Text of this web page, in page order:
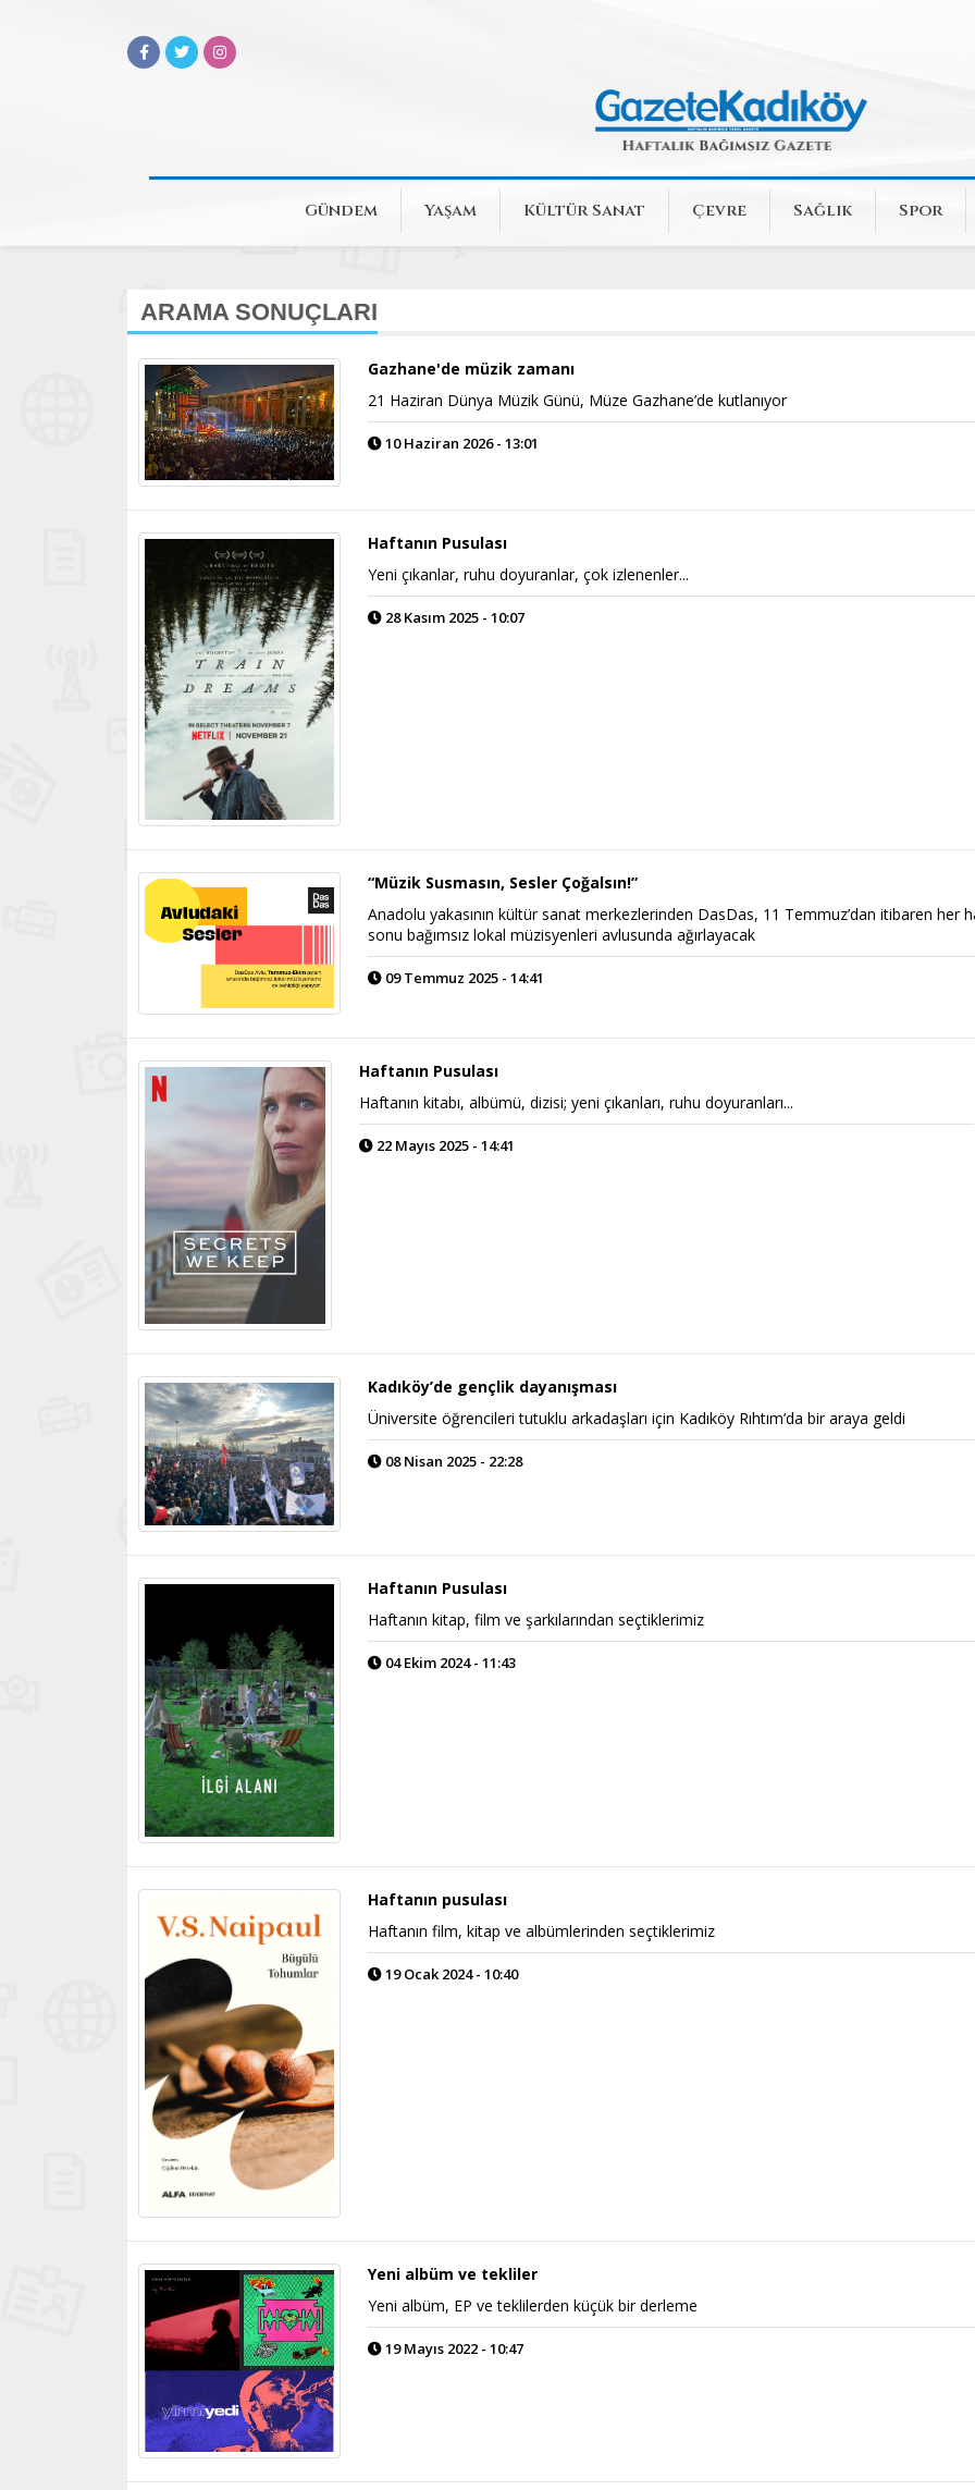
Gündem Yaşam Kültür Sanat Çevre Sağlık Spor
ARAMA SONUÇLARI
Gazhane'de müzik zamanı
21 Haziran Dünya Müzik Günü, Müze Gazhane’de kutlanıyor
10 Haziran 2026 - 13:01
Haftanın Pusulası
Yeni çıkanlar, ruhu doyuranlar, çok izlenenler...
28 Kasım 2025 - 10:07
“Müzik Susmasın, Sesler Çoğalsın!”
Anadolu yakasının kültür sanat merkezlerinden DasDas, 11 Temmuz’dan itibaren her
sonu bağımsız lokal müzisyenleri avlusunda ağırlayacak
09 Temmuz 2025 - 14:41
Haftanın Pusulası
Haftanın kitabı, albümü, dizisi; yeni çıkanları, ruhu doyuranları...
22 Mayıs 2025 - 14:41
Kadıköy’de gençlik dayanışması
Üniversite öğrencileri tutuklu arkadaşları için Kadıköy Rıhtım’da bir araya geldi
08 Nisan 2025 - 22:28
Haftanın Pusulası
Haftanın kitap, film ve şarkılarından seçtiklerimiz
04 Ekim 2024 - 11:43
Haftanın pusulası
Haftanın film, kitap ve albümlerinden seçtiklerimiz
19 Ocak 2024 - 10:40
Yeni albüm ve tekliler
Yeni albüm, EP ve teklilerden küçük bir derleme
19 Mayıs 2022 - 10:47